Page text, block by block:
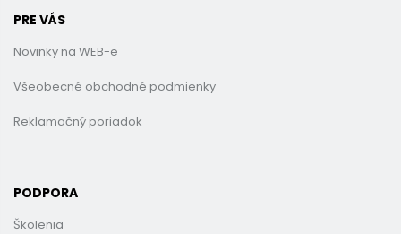
PRE VÁS
Novinky na WEB-e
Všeobecné obchodné podmienky
Reklamačný poriadok
PODPORA
Školenia